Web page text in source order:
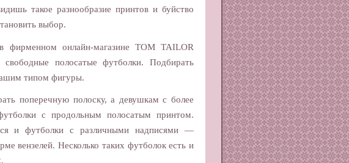
такое разнообразие принтов и буйство
выбор.
фирменном онлайн-магазине TOM TAILOR
полосатые футболки. Подбирать
типом фигуры.
поперечную полоску, а девушкам с более
с продольным полосатым принтом.
и футболки с различными надписями —
вензелей. Несколько таких футболок есть и